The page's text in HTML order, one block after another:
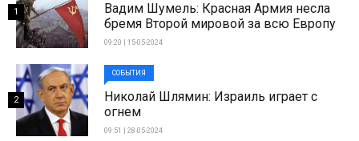
Вадим Шумель: Красная Армия несла
бремя Второй мировой за всю Европу
09:20 | 15-05-2024
1
СОБЫТИЯ
Николай Шлямин: Израиль играет с
огнем
09:51 | 28-05-2024
2